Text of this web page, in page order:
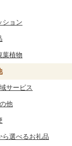
但馬牛
佐賀牛
長崎和牛
あか牛
宮崎牛
サバ
鯛
のどぐろ
ふぐ
ブリ
その他鮮魚
まどんな
その他柑橘
干し芋
他果物
びわ
パイナップル
栗
その他果物
レタス
他酒
他洋菓子
・おかき
他和菓子
・納豆
豆腐
キムチ
その他漬物
・瓶詰
肉
魚
果物
ジャム
（スモーク）
ち
他加工品
油
オリーブオイル
ごま油
その他食用油
みつ
ッシング
他調味料
みりん
ケチャップ
その他調味料
オーディオ・カメラ
・健康家電
用品
他家電
その他旅行券
・サウナ・スパ利用
ビング
フプレー券
GDOふるさとゴルフ
大会チケット
机・テーブル
その他家具・インテリ
ア
布団
毛布
タオルケット
その他寝具
ル
その他タオル
具・印鑑
ボールペン
ノート・ファイル
印鑑
その他文房具
グラス・カップ
タンブラー
箸
チン用品
包丁
フライパン
まな板
品
洗剤
ティッシュ
・器材
CD・DVD
ちゃ・ぬいぐるみ
フ
ゴルフボール
ゴルフウェア
その他ゴルフ
クリング
トドア・キャンプ
他スポーツ
ウェア・ユニフォーム
その他スポーツ
ンケア
洗顔
その他スキンケア
ンプー・リンス
・ボディーソープ
剤
マ
テイン
他美容
ション
バッグ
トートバッグ・ショル
ダーバッグ
キャリーバッグ・スー
ツケース
その他鞄・バッグ
女性・レディース
男性・メンズ
子供・ベビー
履物
靴・シューズ
その他靴・履物
セサリー
他服飾小物
財布
本場奄美大島紬
その他織物
・漆器
信楽焼
唐津焼
美濃焼
他装飾品・工芸品
数珠
播州そろばん
葉植物
植物・苗木
胡蝶蘭
・その他
サービス
他
ら選べるお礼品